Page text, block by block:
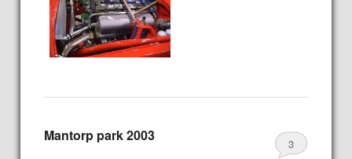
Mantorp park 2003 3